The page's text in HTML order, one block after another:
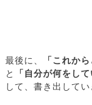
最後に、
「これか
と
「自分が何をし
して、書き出してい